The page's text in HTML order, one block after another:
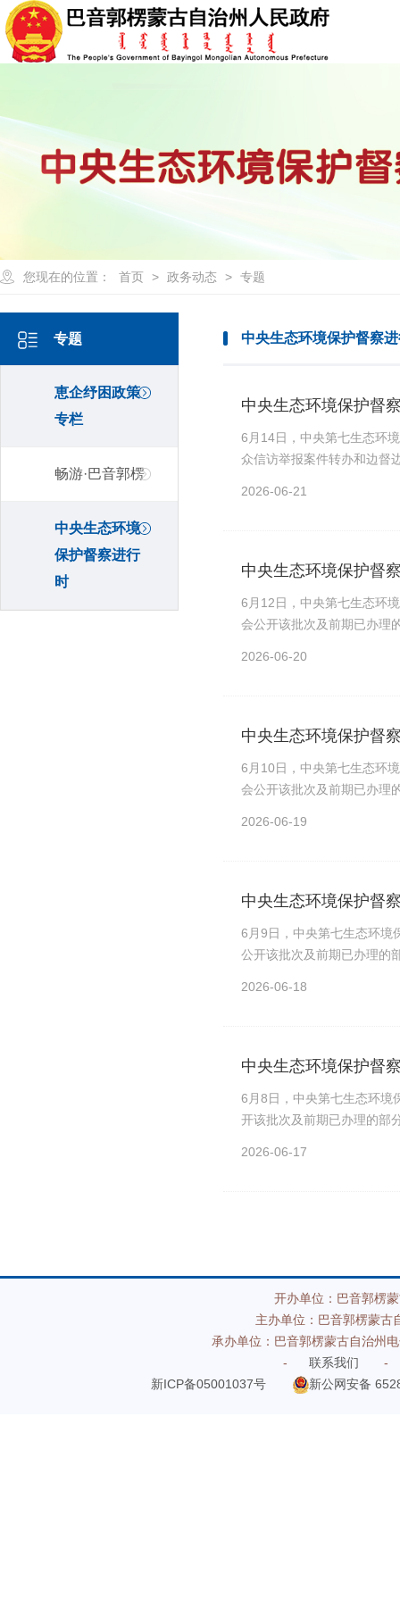
您现在的位置： 首页 > 政务动态 > 专题
专题
恵企纾困政策
专栏
畅游·巴音郭楞
中央生态环境
保护督察进行
时
中央生态环境保护督察
中央生态环境保护督
6月14日，中央第七生态环
众信访举报案件转办和边督
2026-06-21
中央生态环境保护督
6月12日，中央第七生态环
会公开该批次及前期已办理
2026-06-20
中央生态环境保护督
6月10日，中央第七生态环
会公开该批次及前期已办理
2026-06-19
中央生态环境保护督
6月9日，中央第七生态环境
公开该批次及前期已办理的
2026-06-18
中央生态环境保护督
6月8日，中央第七生态环境
开该批次及前期已办理的部
2026-06-17
开办单位：巴音郭楞
主办单位：巴音郭楞蒙古
承办单位：巴音郭楞蒙古自治州
-
联系我们 -
新ICP备05001037号
新公网安备